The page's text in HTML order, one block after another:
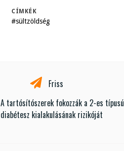
CÍMKÉK
#sültzöldség
Friss
A tartósítószerek fokozzák a 2-es típusú
diabétesz kialakulásának rizikóját